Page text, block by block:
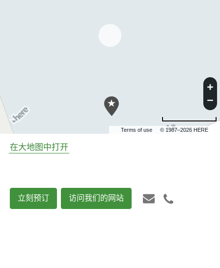
Terms of use © 1987–2026 HERE
5 米
在大地图中打开
立刻预订 访问我们的网站